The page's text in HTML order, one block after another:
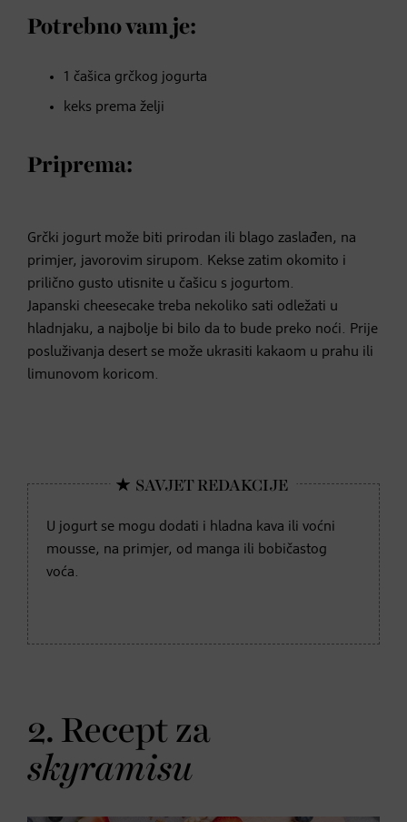
Potrebno vam je:
1 čašica grčkog jogurta
keks prema želji​
Priprema:
Grčki jogurt može biti prirodan ili blago zaslađen, na
primjer, javorovim sirupom. Kekse zatim okomito i
prilično gusto utisnite u čašicu s jogurtom.
Japanski cheesecake treba nekoliko sati odležati u
hladnjaku, a najbolje bi bilo da to bude preko noći. Prije
posluživanja desert se može ukrasiti kakaom u prahu ili
limunovom koricom.
U jogurt se mogu dodati i hladna kava ili voćni
mousse, na primjer, od manga ili bobičastog
voća.
2. Recept za
skyramisu